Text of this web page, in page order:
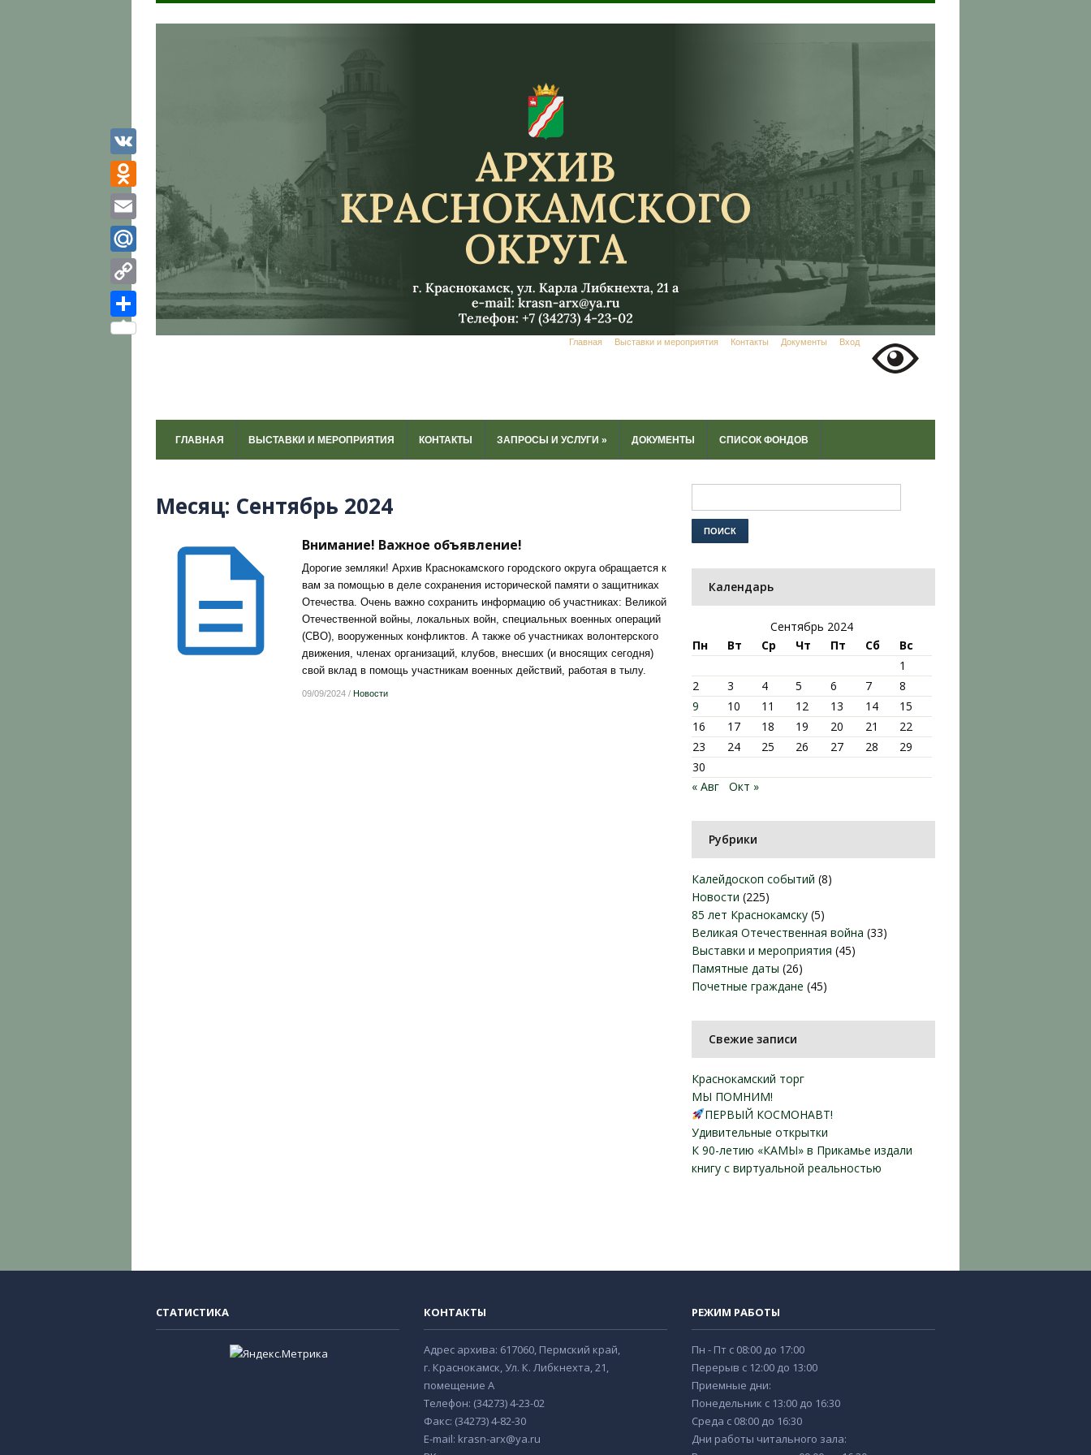
Главная Выставки и мероприятия Контакты Документы Вход
ГЛАВНАЯ ВЫСТАВКИ И МЕРОПРИЯТИЯ КОНТАКТЫ ЗАПРОСЫ И УСЛУГИ » ДОКУМЕНТЫ СПИСОК ФОНДОВ
Месяц: Сентябрь 2024
Внимание! Важное объявление!
Дорогие земляки! Архив Краснокамского городского округа обращается к
вам за помощью в деле сохранения исторической памяти о защитниках
Отечества. Очень важно сохранить информацию об участниках: Великой
Отечественной войны, локальных войн, специальных военных операций
(СВО), вооруженных конфликтов. А также об участниках волонтерского
движения, членах организаций, клубов, внесших (и вносящих сегодня)
свой вклад в помощь участникам военных действий, работая в тылу.
09/09/2024/ Новости
VK
Odnoklassniki
Email
Mail.Ru
Copy
Link
Отправить
Календарь
Сентябрь 2024
Пн
Вт Ср Чт Пт Сб
Вс
1
2
3 4 5 6 7
8
9
10 11 12 13 14
15
16
17 18 19 20 21
22
23
24 25 26 27 28
29
30
« Авг
Окт »
Рубрики
Калейдоскоп событий (8)
Новости (225)
85 лет Краснокамску (5)
Великая Отечественная война (33)
Выставки и мероприятия (45)
Памятные даты (26)
Почетные граждане (45)
Свежие записи
Краснокамский торг
МЫ ПОМНИМ!
ПЕРВЫЙ КОСМОНАВТ!
Удивительные открытки
К 90-летию «КАМЫ» в Прикамье издали
книгу с виртуальной реальностью
СТАТИСТИКА КОНТАКТЫ
Адрес архива: 617060, Пермский край,
г. Краснокамск, Ул. К. Либкнехта, 21,
помещение А
Телефон: (34273) 4-23-02
Факс: (34273) 4-82-30
E-mail: krasn-arx@ya.ru
РЕЖИМ РАБОТЫ
Пн - Пт с 08:00 до 17:00
Перерыв с 12:00 до 13:00
Приемные дни:
Понедельник с 13:00 до 16:30
Среда с 08:00 до 16:30
Дни работы читального зала: